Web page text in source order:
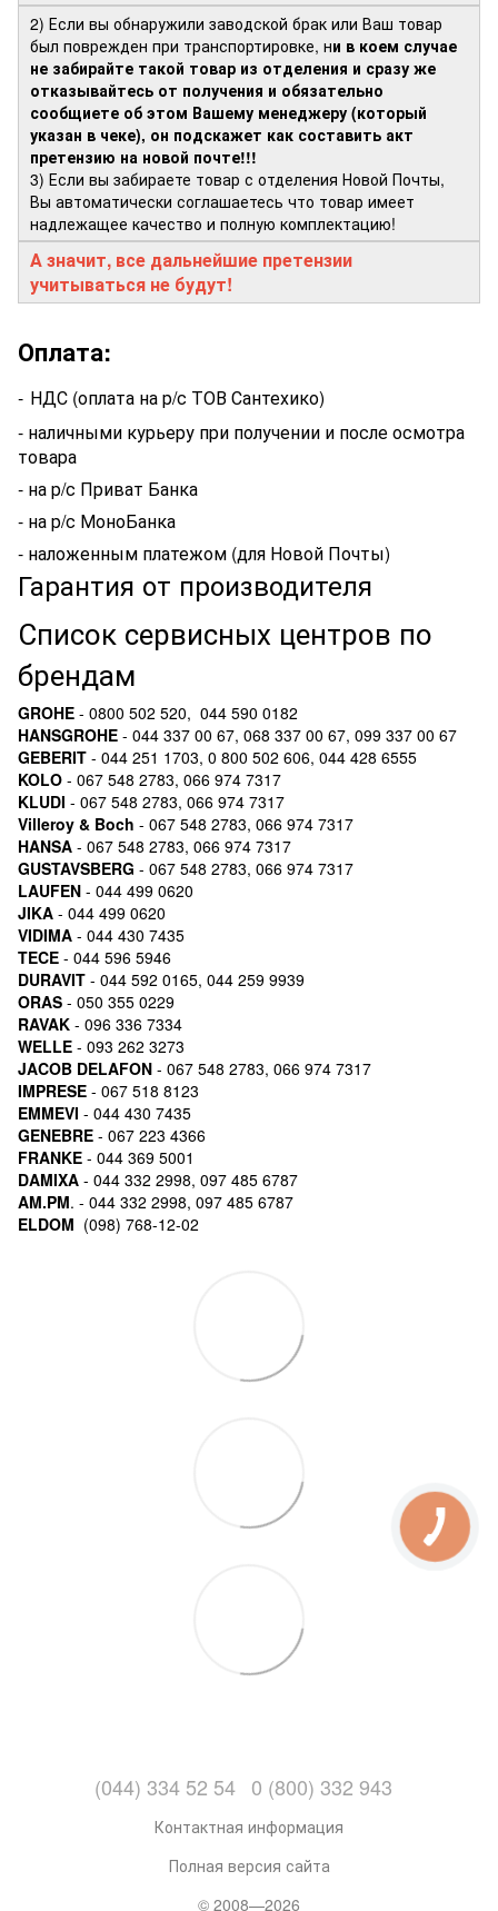
2) Если вы обнаружили заводской брак или Ваш товар
был поврежден при транспортировке, ни в коем случае
не забирайте такой товар из отделения и сразу же
отказывайтесь от получения и обязательно
сообщиете об этом Вашему менеджеру (который
указан в чеке), он подскажет как составить акт
претензию на новой почте!!!
3) Если вы забираете товар с отделения Новой Почты,
Вы автоматически соглашаетесь что товар имеет
надлежащее качество и полную комплектацию!
А значит, все дальнейшие претензии
учитываться не будут!
Оплата:
- НДС (оплата на р/с ТОВ Сантехико)
- наличными курьеру при получении и после осмотра
товара
- на р/с Приват Банка
- на р/с МоноБанка
- наложенным платежом (для Новой Почты)
Гарантия от производителя
Список сервисных центров по
брендам
GROHE - 0800 502 520, 044 590 0182
HANSGROHE - 044 337 00 67, 068 337 00 67, 099 337 00 67
GEBERIT - 044 251 1703, 0 800 502 606, 044 428 6555
KOLO - 067 548 2783, 066 974 7317
KLUDI - 067 548 2783, 066 974 7317
Villeroy & Boch - 067 548 2783, 066 974 7317
HANSA - 067 548 2783, 066 974 7317
GUSTAVSBERG - 067 548 2783, 066 974 7317
LAUFEN - 044 499 0620
JIKA - 044 499 0620
VIDIMA - 044 430 7435
TECE - 044 596 5946
DURAVIT - 044 592 0165, 044 259 9939
ORAS - 050 355 0229
RAVAK - 096 336 7334
WELLE - 093 262 3273
JACOB DELAFON - 067 548 2783, 066 974 7317
IMPRESE - 067 518 8123
EMMEVI - 044 430 7435
GENEBRE - 067 223 4366
FRANKE - 044 369 5001
DAMIXA - 044 332 2998, 097 485 6787
AM.PM. - 044 332 2998, 097 485 6787
ELDOM (098) 768-12-02
(044) 334 52 54 0 (800) 332 943
Контактная информация
Полная версия сайта
© 2008—2026